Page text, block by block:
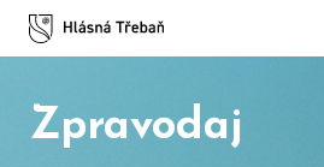
Zpravodaj